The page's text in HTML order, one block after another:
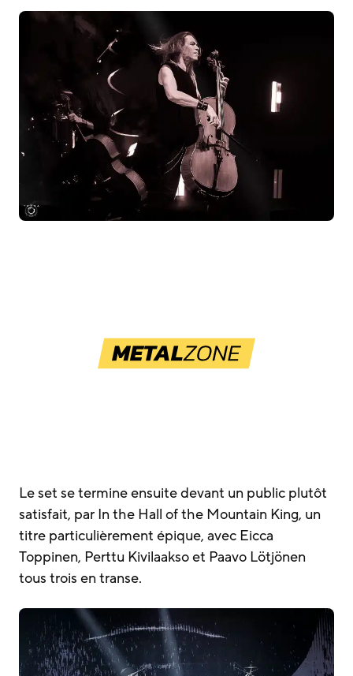
Le set se termine ensuite devant un public plutôt
satisfait, par In the Hall of the Mountain King, un
titre particulièrement épique, avec Eicca
Toppinen, Perttu Kivilaakso et Paavo Lötjönen
tous trois en transe.